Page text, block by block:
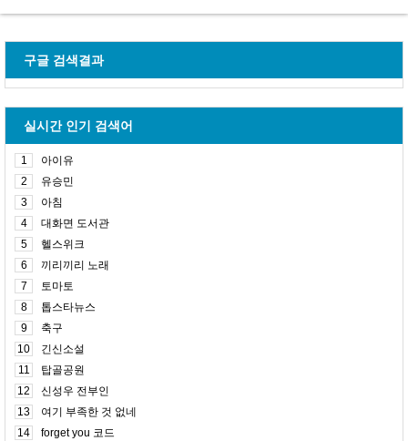
구글 검색결과
실시간 인기 검색어
1
아이유
2
유승민
3
아침
4
대화면 도서관
5
헬스위크
6
끼리끼리 노래
7
토마토
8
톱스타뉴스
9
축구
10
긴신소설
11
탑골공원
12
신성우 전부인
13
여기 부족한 것 없네
14
forget you 코드